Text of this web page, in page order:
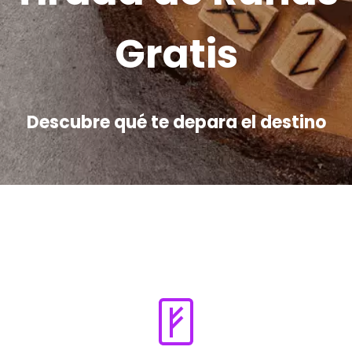
Gratis
Descubre qué te depara el destino